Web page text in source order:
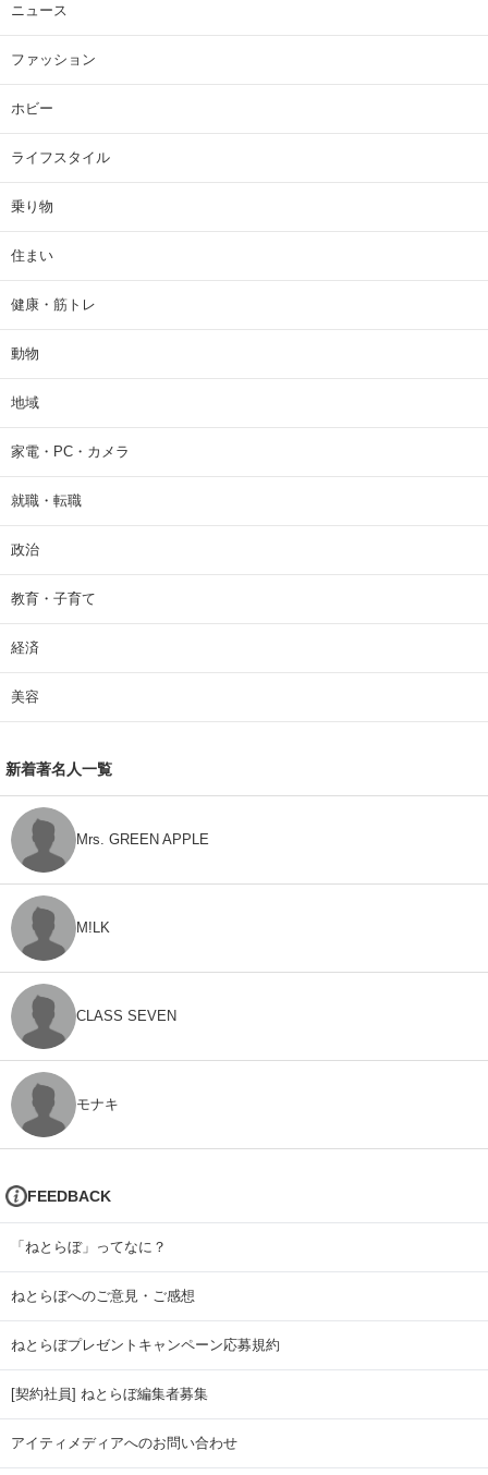
ニュース
ファッション
ホビー
ライフスタイル
乗り物
住まい
健康・筋トレ
動物
地域
家電・PC・カメラ
就職・転職
政治
教育・子育て
経済
美容
新着著名人一覧
Mrs. GREEN APPLE
M!LK
CLASS SEVEN
モナキ
FEEDBACK
「ねとらぼ」ってなに？
ねとらぼへのご意見・ご感想
ねとらぼプレゼントキャンペーン応募規約
[契約社員] ねとらぼ編集者募集
アイティメディアへのお問い合わせ